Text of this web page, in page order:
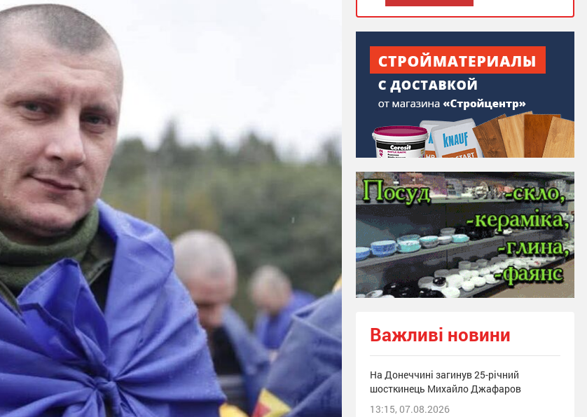
Важливі новини
На Донеччині загинув 25-річний
шосткинець Михайло Джафаров
13:15, 07.08.2026